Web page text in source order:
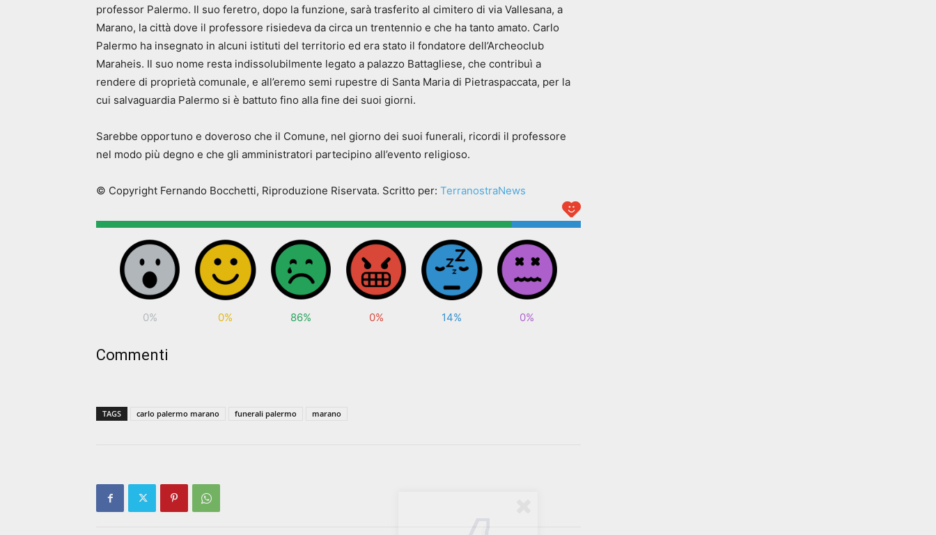
professor Palermo. Il suo feretro, dopo la funzione, sarà trasferito al cimitero di via Vallesana, a
Marano, la città dove il professore risiedeva da circa un trentennio e che ha tanto amato. Carlo
Palermo ha insegnato in alcuni istituti del territorio ed era stato il fondatore dell’Archeoclub
Maraheis. Il suo nome resta indissolubilmente legato a palazzo Battagliese, che contribuì a
rendere di proprietà comunale, e all’eremo semi rupestre di Santa Maria di Pietraspaccata, per la
cui salvaguardia Palermo si è battuto fino alla fine dei suoi giorni.
Sarebbe opportuno e doveroso che il Comune, nel giorno dei suoi funerali, ricordi il professore
nel modo più degno e che gli amministratori partecipino all’evento religioso.
© Copyright Fernando Bocchetti, Riproduzione Riservata. Scritto per: TerranostraNews
0% 0% 86% 0% 14% 0%
Commenti
TAGS carlo palermo marano funerali palermo marano